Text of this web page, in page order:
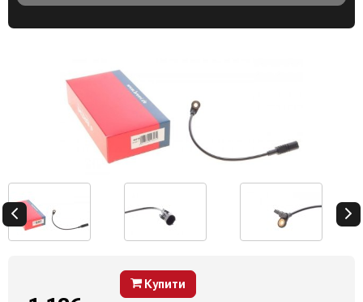
Купити